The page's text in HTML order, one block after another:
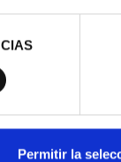
Permitir la
CAPITALES